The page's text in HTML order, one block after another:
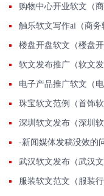
购物中心开业软文（商
触乐软文写作ai（商务
楼盘开盘软文（楼盘开
软文发布推广（软文
电子产品推广软文（
珠宝软文范例（首饰软
深圳软文发布（深圳软
-新闻媒体发稿没效的
武汉软文发布（武汉文
服装软文范文（服装